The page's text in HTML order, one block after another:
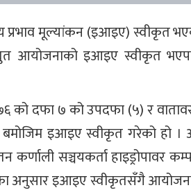
प्रभाव मूल्यांकन (इआइए) स्वीकृत
आयोजनाको इआइए स्वीकृत
को दफा ७ को उपदफा (५) र
इआइए स्वीकृत गरेको हो ।
सञ्चयकर्ता हाइड्रोपावर
अनुसार इआइए स्वीकृतसँगै